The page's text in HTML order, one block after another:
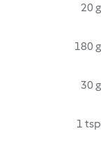
20 g
180 g
30 g
1 tsp